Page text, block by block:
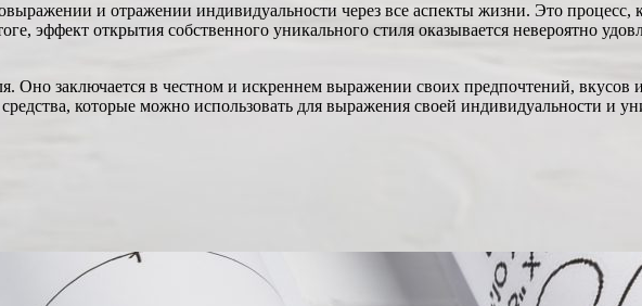
и отражении индивидуальности через все аспекты жизни. Это процесс,
эффект открытия собственного уникального стиля оказывается невероятно
Оно заключается в честном и искреннем выражении своих предпочтений,
которые можно использовать для выражения своей индивидуальности и